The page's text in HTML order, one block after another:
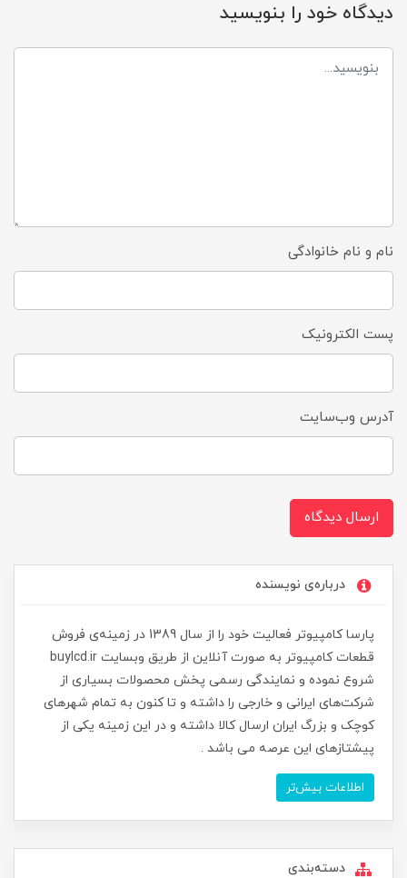
دیدگاه خود را بنویسید
نام و نام خانوادگی
پست الکترونیک
آدرس وب‌سایت
ارسال دیدگاه
درباره‌ی نویسنده
پارسا کامپیوتر فعالیت خود را از سال 1389 در زمینه‌ی فروش
قطعات کامپیوتر به صورت آنلاین از طریق وبسایت buylcd.ir
شروع نموده و نمایندگی رسمی پخش محصولات بسیاری از
شرکت‌های ایرانی و خارجی را داشته و تا کنون به تمام شهرهای
کوچک و بزرگ ایران ارسال کالا داشته و در این زمینه یکی از
پیشتازهای این عرصه می باشد .
اطلاعات بیش‌تر
دسته‌بندی